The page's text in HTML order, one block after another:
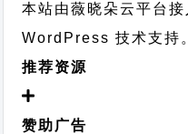
本站由薇晓朵云平台
WordPress 技术支持
推荐资源
赞助广告